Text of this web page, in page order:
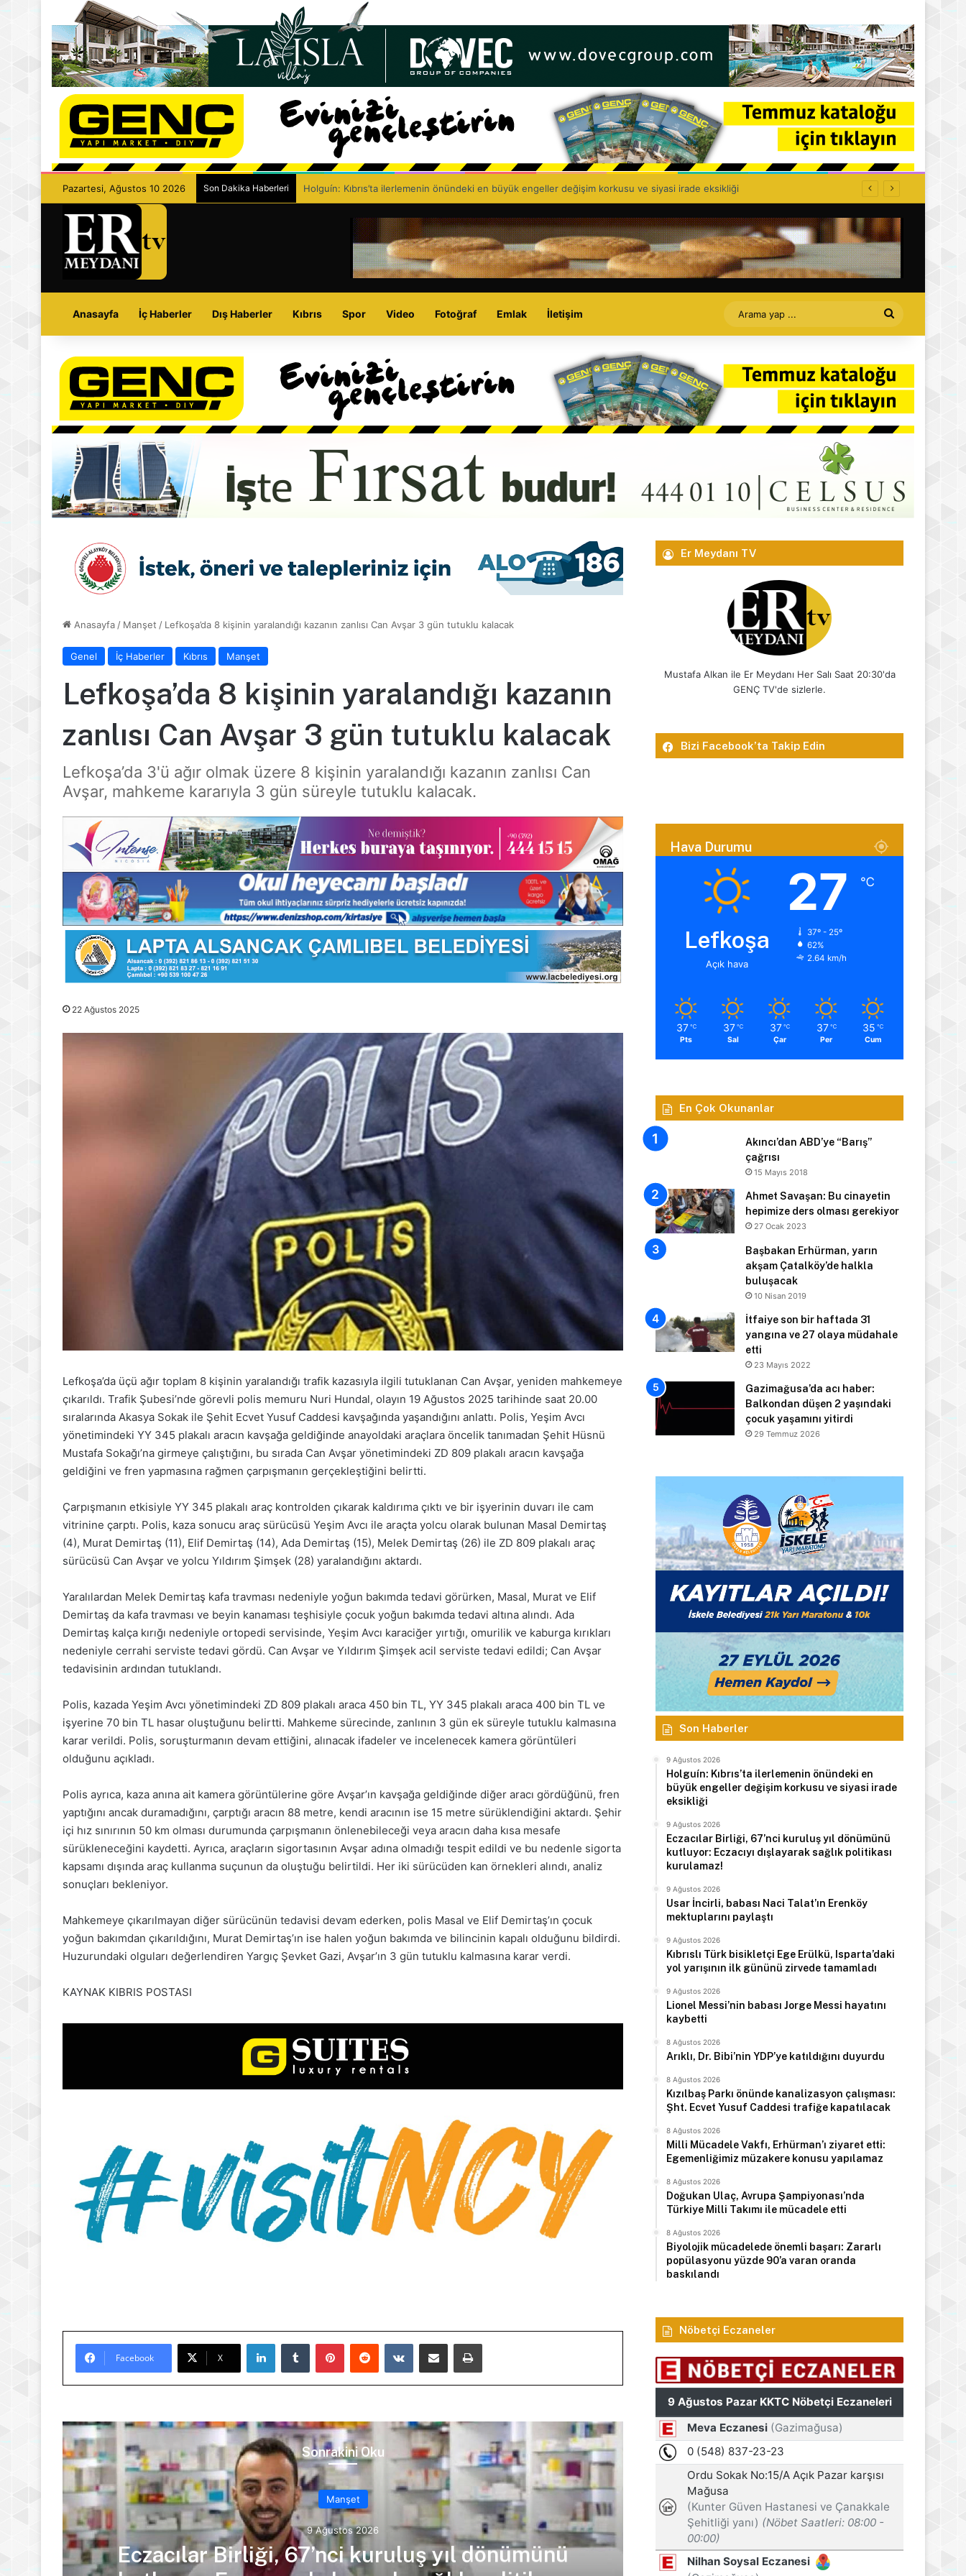
Pazartesi, Ağustos 10 2026 Son Dakika Haberleri Eczacılar Birliği, 67’nci kuruluş yıl dönümünü kutluyor: Eczacıyı dışlayarak sağlık politikası kurulamaz!
Anasayfa İç Haberler Dış Haberler Kıbrıs Spor Video Fotoğraf Emlak İletişim
Arama
yap
...
Anasayfa / Manşet / Lefkoşa’da 8 kişinin yaralandığı kazanın zanlısı Can Avşar 3 gün tutuklu kalacak
Genel İç Haberler Kıbrıs Manşet
Lefkoşa’da 8 kişinin yaralandığı kazanın
zanlısı Can Avşar 3 gün tutuklu kalacak
Lefkoşa’da 3'ü ağır olmak üzere 8 kişinin yaralandığı kazanın zanlısı Can
Avşar, mahkeme kararıyla 3 gün süreyle tutuklu kalacak.
22 Ağustos 2025
Lefkoşa’da üçü ağır toplam 8 kişinin yaralandığı trafik kazasıyla ilgili tutuklanan Can Avşar, yeniden mahkemeye
çıkarıldı. Trafik Şubesi’nde görevli polis memuru Nuri Hundal, olayın 19 Ağustos 2025 tarihinde saat 20.00
sıralarında Akasya Sokak ile Şehit Ecvet Yusuf Caddesi kavşağında yaşandığını anlattı. Polis, Yeşim Avcı
yönetimindeki YY 345 plakalı aracın kavşağa geldiğinde anayoldaki araçlara öncelik tanımadan Şehit Hüsnü
Mustafa Sokağı’na girmeye çalıştığını, bu sırada Can Avşar yönetimindeki ZD 809 plakalı aracın kavşağa
geldiğini ve fren yapmasına rağmen çarpışmanın gerçekleştiğini belirtti.
Çarpışmanın etkisiyle YY 345 plakalı araç kontrolden çıkarak kaldırıma çıktı ve bir işyerinin duvarı ile cam
vitrinine çarptı. Polis, kaza sonucu araç sürücüsü Yeşim Avcı ile araçta yolcu olarak bulunan Masal Demirtaş
(4), Murat Demirtaş (11), Elif Demirtaş (14), Ada Demirtaş (15), Melek Demirtaş (26) ile ZD 809 plakalı araç
sürücüsü Can Avşar ve yolcu Yıldırım Şimşek (28) yaralandığını aktardı.
Yaralılardan Melek Demirtaş kafa travması nedeniyle yoğun bakımda tedavi görürken, Masal, Murat ve Elif
Demirtaş da kafa travması ve beyin kanaması teşhisiyle çocuk yoğun bakımda tedavi altına alındı. Ada
Demirtaş kalça kırığı nedeniyle ortopedi servisinde, Yeşim Avcı karaciğer yırtığı, omurilik ve kaburga kırıkları
nedeniyle cerrahi serviste tedavi gördü. Can Avşar ve Yıldırım Şimşek acil serviste tedavi edildi; Can Avşar
tedavisinin ardından tutuklandı.
Polis, kazada Yeşim Avcı yönetimindeki ZD 809 plakalı araca 450 bin TL, YY 345 plakalı araca 400 bin TL ve
işyerine 70 bin TL hasar oluştuğunu belirtti. Mahkeme sürecinde, zanlının 3 gün ek süreyle tutuklu kalmasına
karar verildi. Polis, soruşturmanın devam ettiğini, alınacak ifadeler ve incelenecek kamera görüntüleri
olduğunu açıkladı.
Polis ayrıca, kaza anına ait kamera görüntülerine göre Avşar’ın kavşağa geldiğinde diğer aracı gördüğünü, fren
yaptığını ancak duramadığını, çarptığı aracın 88 metre, kendi aracının ise 15 metre sürüklendiğini aktardı. Şehir
içi hız sınırının 50 km olması durumunda çarpışmanın önlenebileceği veya aracın daha kısa mesafe
sürükleneceğini kaydetti. Ayrıca, araçların sigortasının Avşar adına olmadığı tespit edildi ve bu nedenle sigorta
kapsamı dışında araç kullanma suçunun da oluştuğu belirtildi. Her iki sürücüden kan örnekleri alındı, analiz
sonuçları bekleniyor.
Mahkemeye çıkarılmayan diğer sürücünün tedavisi devam ederken, polis Masal ve Elif Demirtaş’ın çocuk
yoğun bakımdan çıkarıldığını, Murat Demirtaş’ın ise halen yoğun bakımda ve bilincinin kapalı olduğunu bildirdi.
Huzurundaki olguları değerlendiren Yargıç Şevket Gazi, Avşar’ın 3 gün tutuklu kalmasına karar verdi.
KAYNAK KIBRIS POSTASI
Facebook X
LinkedInTumblr PinterestReddit VKontakteE-Posta ile paylaş Yazdır
Sonrakini Oku
Manşet
9 Ağustos 2026
Eczacılar Birliği, 67’nci kuruluş yıl dönümünü
9 Ağustos 2026
Usar İncirli, babası Naci
Er Meydanı TV
Mustafa Alkan ile Er Meydanı Her Salı Saat 20:30'da
GENÇ TV'de sizlerle.
Bizi Facebook’ta Takip Edin
Hava Durumu
Lefkoşa
Açık hava
27 ℃
37º - 25º
62%
2.64 km/h
37 ℃
Pts
37 ℃
Sal
37 ℃
Çar
37 ℃
Per
35 ℃
Cum
En Çok Okunanlar
Akıncı’dan ABD’ye “Barış”
çağrısı
15 Mayıs 2018
Ahmet Savaşan: Bu cinayetin
hepimize ders olması gerekiyor
27 Ocak 2023
Başbakan Erhürman, yarın
akşam Çatalköy’de halkla
buluşacak
10 Nisan 2019
İtfaiye son bir haftada 31
yangına ve 27 olaya müdahale
etti
23 Mayıs 2022
Gazimağusa’da acı haber:
Balkondan düşen 2 yaşındaki
çocuk yaşamını yitirdi
29 Temmuz 2026
Son Haberler
9 Ağustos 2026
Holguín: Kıbrıs’ta ilerlemenin önündeki en
büyük engeller değişim korkusu ve siyasi irade
eksikliği
9 Ağustos 2026
Eczacılar Birliği, 67’nci kuruluş yıl dönümünü
kutluyor: Eczacıyı dışlayarak sağlık politikası
kurulamaz!
9 Ağustos 2026
Usar İncirli, babası Naci Talat’ın Erenköy
mektuplarını paylaştı
9 Ağustos 2026
Kıbrıslı Türk bisikletçi Ege Erülkü, Isparta’daki
yol yarışının ilk gününü zirvede tamamladı
9 Ağustos 2026
Lionel Messi’nin babası Jorge Messi hayatını
kaybetti
8 Ağustos 2026
Arıklı, Dr. Bibi’nin YDP’ye katıldığını duyurdu
8 Ağustos 2026
Kızılbaş Parkı önünde kanalizasyon çalışması:
Şht. Ecvet Yusuf Caddesi trafiğe kapatılacak
8 Ağustos 2026
Milli Mücadele Vakfı, Erhürman’ı ziyaret etti:
Egemenliğimiz müzakere konusu yapılamaz
8 Ağustos 2026
Doğukan Ulaç, Avrupa Şampiyonası’nda
Türkiye Milli Takımı ile mücadele etti
8 Ağustos 2026
Biyolojik mücadelede önemli başarı: Zararlı
popülasyonu yüzde 90’a varan oranda
baskılandı
Nöbetçi Eczaneler